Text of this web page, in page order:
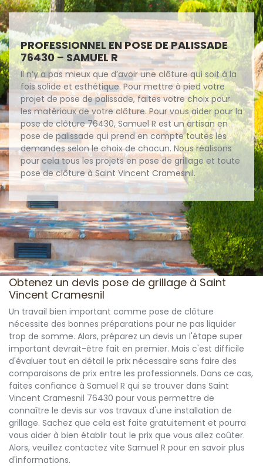
PROFESSIONNEL EN POSE DE PALISSADE
76430 – SAMUEL R
Il n’y a pas mieux que d’avoir une clôture qui soit à la
fois solide et esthétique. Pour mettre à pied votre
projet de pose de palissade, faites votre choix pour
les matériaux de votre clôture. Pour vous aider pour la
pose de clôture 76430, Samuel R est un artisan en
pose de palissade qui prend en compte toutes les
demandes selon le choix de chacun. Nous réalisons
pour cela tous les projets en pose de grillage et toute
pose de clôture à Saint Vincent Cramesnil.
Obtenez un devis pose de grillage à Saint
Vincent Cramesnil
Un travail bien important comme pose de clôture
nécessite des bonnes préparations pour ne pas liquider
trop de somme. Alors, préparez un devis un l'étape super
important devrait-être fait en premier. Mais c'est difficile
d'évaluer tout en détail le prix nécessaire sans faire des
comparaisons de prix entre les professionnels. Dans ce cas,
faites confiance à Samuel R qui se trouver dans Saint
Vincent Cramesnil 76430 pour vous permettre de
connaître le devis sur vos travaux d'une installation de
grillage. Sachez que cela est faite gratuitement et pourra
vous aider à bien établir tout le prix que vous allez coûter.
Alors, veuillez contactez vite Samuel R pour en savoir plus
d'informations.